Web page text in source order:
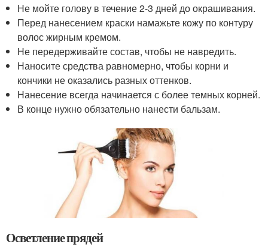
Не мойте голову в течение 2-3 дней до окрашивания.
Перед нанесением краски намажьте кожу по контуру
волос жирным кремом.
Не передерживайте состав, чтобы не навредить.
Наносите средства равномерно, чтобы корни и
кончики не оказались разных оттенков.
Нанесение всегда начинается с более темных корней.
В конце нужно обязательно нанести бальзам.
Осветление прядей